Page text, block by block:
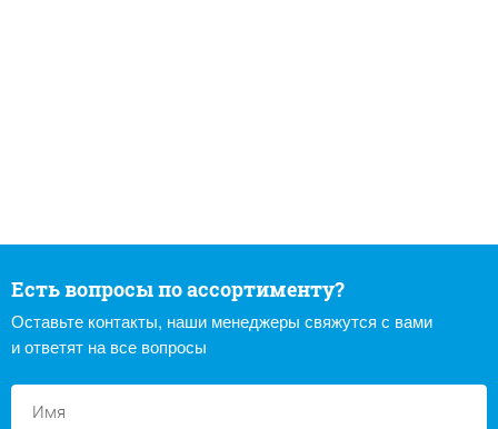
Есть вопросы по ассортименту?
Оставьте контакты, наши менеджеры свяжутся с вами
и ответят на все вопросы